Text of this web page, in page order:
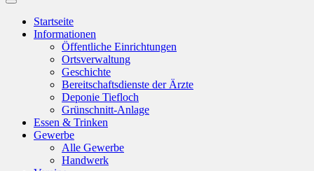
Suchfeld
ein-/ausblenden
Startseite
Informationen
Öffentliche Einrichtungen
Ortsverwaltung
Geschichte
Bereitschaftsdienste der Ärzte
Deponie Tiefloch
Grünschnitt-Anlage
Essen & Trinken
Gewerbe
Alle Gewerbe
Handwerk